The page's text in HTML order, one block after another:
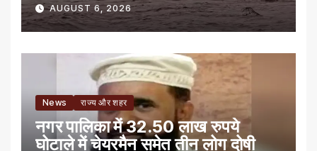
AUGUST 6, 2026
News राज्य और शहर
नगर पालिका में 32.50 लाख रुपये
घोटाले में चेयरमैन समेत तीन लोग दोषी